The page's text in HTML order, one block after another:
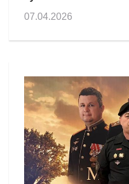
07.04.2026